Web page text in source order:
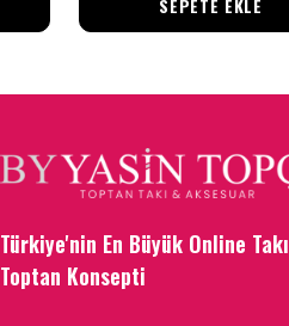
SEPETE EKLE
Türkiye'nin En Büyük Online Takı
Toptan Konsepti